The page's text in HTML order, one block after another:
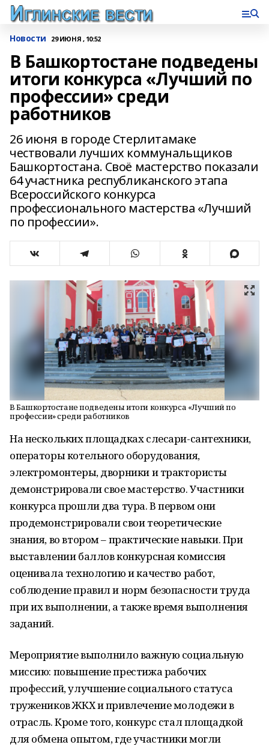
Новости 29 ИЮНЯ , 10:52
В Башкортостане подведены
итоги конкурса «Лучший по
профессии» среди
работников
26 июня в городе Стерлитамаке
чествовали лучших коммунальщиков
Башкортостана. Своё мастерство показали
64 участника республиканского этапа
Всероссийского конкурса
профессионального мастерства «Лучший
по профессии».
В Башкортостане подведены итоги конкурса «Лучший по
профессии» среди работников
На нескольких площадках слесари-сантехники,
операторы котельного оборудования,
электромонтеры, дворники и трактористы
демонстрировали свое мастерство. Участники
конкурса прошли два тура. В первом они
продемонстрировали свои теоретические
знания, во втором – практические навыки. При
выставлении баллов конкурсная комиссия
оценивала технологию и качество работ,
соблюдение правил и норм безопасности труда
при их выполнении, а также время выполнения
заданий.
Мероприятие выполнило важную социальную
миссию: повышение престижа рабочих
профессий, улучшение социального статуса
тружеников ЖКХ и привлечение молодежи в
отрасль. Кроме того, конкурс стал площадкой
для обмена опытом, где участники могли